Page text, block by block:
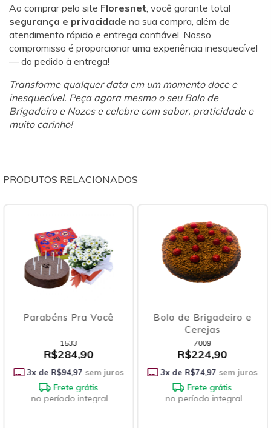
Ao comprar pelo site Floresnet , você garante total
segurança e privacidade na sua compra, além de
atendimento rápido e entrega confiável. Nosso
compromisso é proporcionar uma experiência inesquecível
— do pedido à entrega!
Transforme qualquer data em um momento doce e
inesquecível. Peça agora mesmo o seu Bolo de
Brigadeiro e Nozes e celebre com sabor, praticidade e
muito carinho!
PRODUTOS RELACIONADOS
Pra Você
R$94,97sem juros
Frete grátis
integral
Bolo de Brigadeiro e
R$224,90
3x de R$74,97 sem juros
Frete grátis
no período integral
3x de